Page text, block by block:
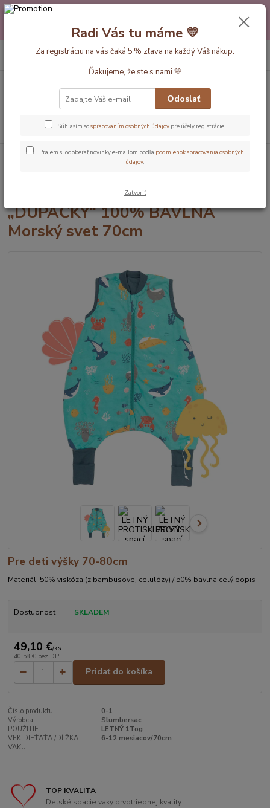
Máte nejakú otázku alebo váhate s výberom? Neváhajte a zavolajte
pokojne aj večer alebo cez víkend. Sme tu pre Vás.💛 Petra a babička
Monička
EUR
Hľadať
+420 777 610 855
Dĺžka vaku 70cm
LETNÝ PROTISKLZOVÝ spací vak „DUPAČKY“
LETNÝ PROTISKLZOVÝ spací vak
„DUPAČKY“ 100% BAVLNA
Morský svet 70cm
Pre deti výšky 70-80cm
Materiál: 50% viskóza (z bambusovej celulózy) / 50% bavlna celý popis
Dostupnosť SKLADEM
49,10 €/ks
40,58 € bez DPH
Pridať do košíka
Číslo produktu:
0-1
Výrobca:
Slumbersac
POUŽITIE:
LETNÝ 1Tog
VEK DIEŤAŤA /DĹŽKA
VAKU:
6-12 mesiacov/70cm
TOP KVALITA
Detské spacie vaky prvotriednej kvality
Radi Vás tu máme 💛
Za registráciu na vás čaká 5 % zľava na každý Váš nákup.
Ďakujeme, že ste s nami 💛
Odoslať
Súhlasím sospracovaním osobných údajov pre účely registrácie.
Prajem si odoberať novinky e-mailom podľa podmienok spracovania osobných
údajov.
Zatvoriť